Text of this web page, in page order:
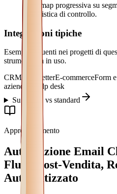
Roadmap progressiva su
reportistica di controllo.
Integrazioni tipiche
Esempi frequenti nei progetti di
strumenti già in uso.
CRM NewsletterE-commerceForm
aziendale
Help desk
Su misura vs standard
Approfondimento
Automazione Email
Flussi Post-Vendita,
Automatizzato